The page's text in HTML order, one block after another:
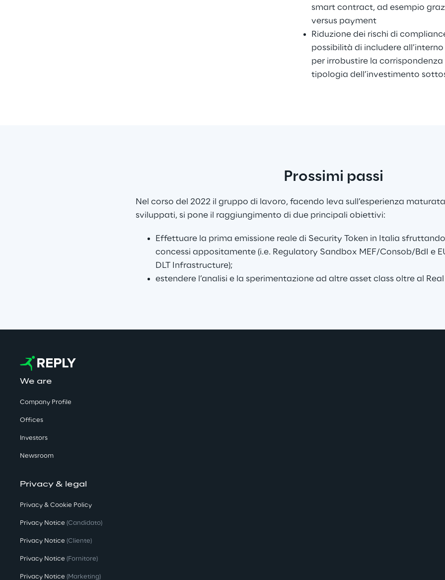
smart contract, ad esempio
versus payment
Riduzione dei rischi di
possibilità di includere
per irrobustire la
tipologia dell’investimento
Prossimi passi
Nel corso del 2022 il gruppo di lavoro, facendo leva sull’esperienza
sviluppati, si pone il raggiungimento di due principali obiettivi:
Effettuare la prima emissione reale di Security Token in Italia
concessi appositamente (i.e. Regulatory Sandbox MEF/Consob/BdI e
DLT Infrastructure);
estendere l’analisi e la sperimentazione ad altre asset class oltre al
We are
Company Profile
Offices
Investors
Newsroom
Privacy & legal
Privacy & Cookie Policy
Privacy Notice (Candidato)
Privacy Notice (Cliente)
Privacy Notice (Fornitore)
Privacy Notice (Marketing)